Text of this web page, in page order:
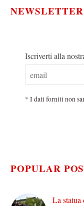
NEWSLETTER
Iscriverti alla
* I dati forniti non
POPULAR
La